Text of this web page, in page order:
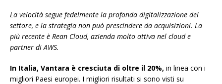
La velocità segue fedelmente la profonda digitalizzazione del
settore, e la strategia non può prescindere da acquisizioni. La
più recente è Rean Cloud, azienda molto attiva nel cloud e
partner di AWS.
In Italia, Vantara è cresciuta di oltre il 20%, in linea con i
migliori Paesi europei. I migliori risultati si sono visti su